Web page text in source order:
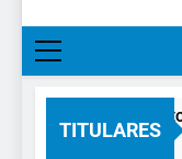
TITULARES
El
1 Día Atrás